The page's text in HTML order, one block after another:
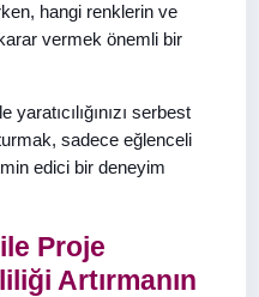
hangi renklerin ve
vermek önemli bir
yaratıcılığınızı serbest
sadece eğlenceli
edici bir deneyim
Proje
Artırmanın